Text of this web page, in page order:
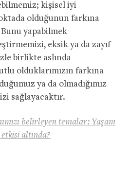
kişisel iyi
olduğunun farkına
yapabilmek
eksik ya da zayıf
birlikte aslında
olduklarımızın farkına
ya da olmadığımız
sağlayacaktır.
belirleyen temalar: Yaşam
altında?